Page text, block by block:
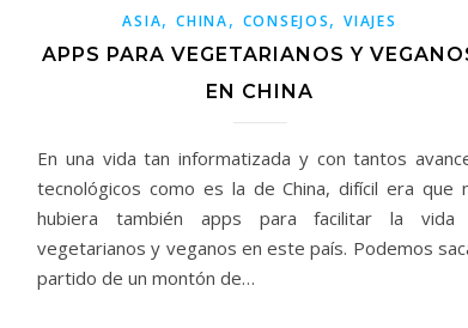
ASIA,CHINA, CONSEJOS,VIAJES
APPS PARA VEGETARIANOS Y
EN CHINA
En una vida tan informatizada y con tantos
tecnológicos como es la de China, difícil era que
hubiera también apps para facilitar la vida
vegetarianos y veganos en este país. Podemos
partido de un montón de…